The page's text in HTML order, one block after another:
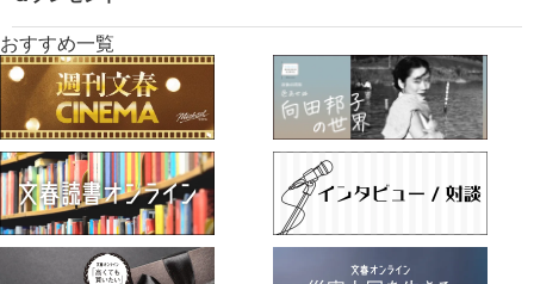
おすすめ一覧